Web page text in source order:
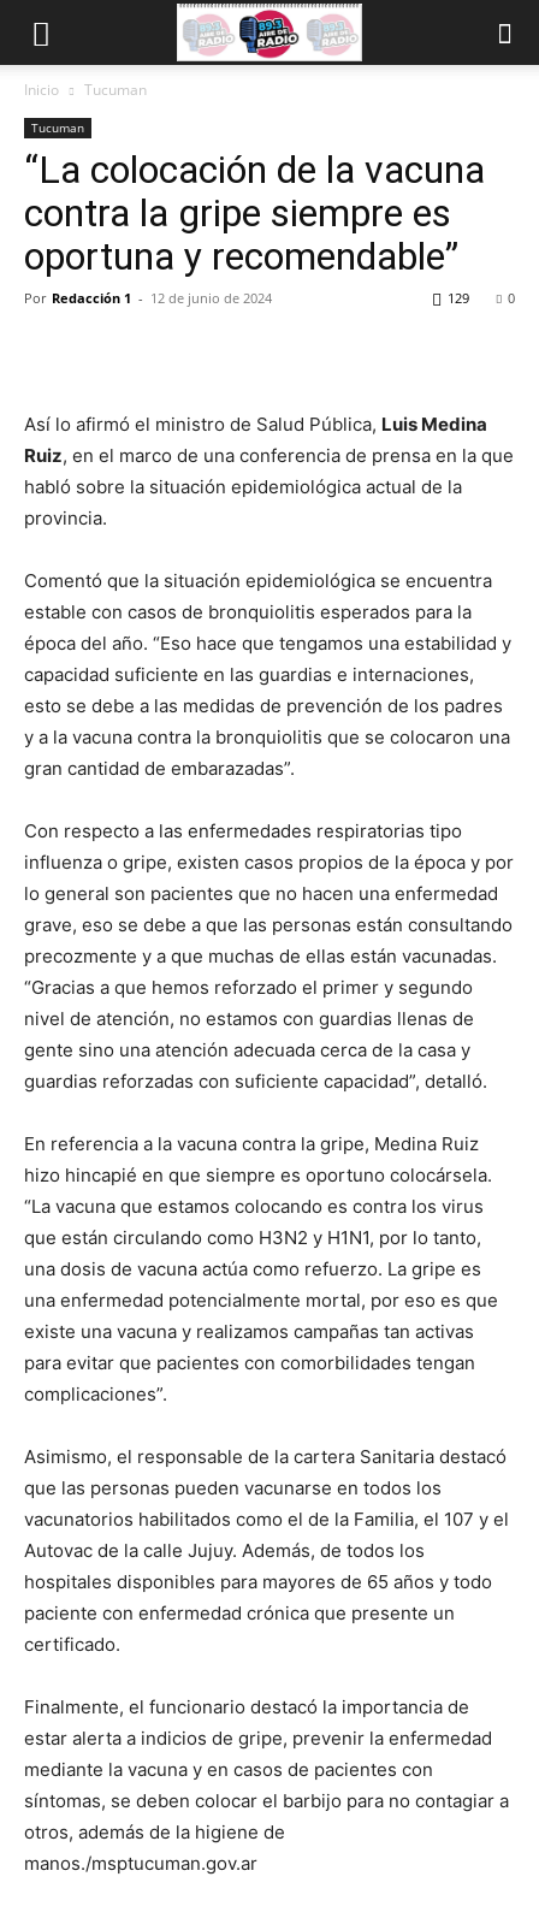
Inicio Tucuman
Tucuman
“La colocación de la vacuna
contra la gripe siempre es
oportuna y recomendable”
Por Redacción 1 - 12 de junio de 2024 0
129
Así lo afirmó el ministro de Salud Pública, Luis Medina
Ruiz, en el marco de una conferencia de prensa en la que
habló sobre la situación epidemiológica actual de la
provincia.
Comentó que la situación epidemiológica se encuentra
estable con casos de bronquiolitis esperados para la
época del año. “Eso hace que tengamos una estabilidad y
capacidad suficiente en las guardias e internaciones,
esto se debe a las medidas de prevención de los padres
y a la vacuna contra la bronquiolitis que se colocaron una
gran cantidad de embarazadas”.
Con respecto a las enfermedades respiratorias tipo
influenza o gripe, existen casos propios de la época y por
lo general son pacientes que no hacen una enfermedad
grave, eso se debe a que las personas están consultando
precozmente y a que muchas de ellas están vacunadas.
“Gracias a que hemos reforzado el primer y segundo
nivel de atención, no estamos con guardias llenas de
gente sino una atención adecuada cerca de la casa y
guardias reforzadas con suficiente capacidad”, detalló.
En referencia a la vacuna contra la gripe, Medina Ruiz
hizo hincapié en que siempre es oportuno colocársela.
“La vacuna que estamos colocando es contra los virus
que están circulando como H3N2 y H1N1, por lo tanto,
una dosis de vacuna actúa como refuerzo. La gripe es
una enfermedad potencialmente mortal, por eso es que
existe una vacuna y realizamos campañas tan activas
para evitar que pacientes con comorbilidades tengan
complicaciones”.
Asimismo, el responsable de la cartera Sanitaria destacó
que las personas pueden vacunarse en todos los
vacunatorios habilitados como el de la Familia, el 107 y el
Autovac de la calle Jujuy. Además, de todos los
hospitales disponibles para mayores de 65 años y todo
paciente con enfermedad crónica que presente un
certificado.
Finalmente, el funcionario destacó la importancia de
estar alerta a indicios de gripe, prevenir la enfermedad
mediante la vacuna y en casos de pacientes con
síntomas, se deben colocar el barbijo para no contagiar a
otros, además de la higiene de
manos./msptucuman.gov.ar